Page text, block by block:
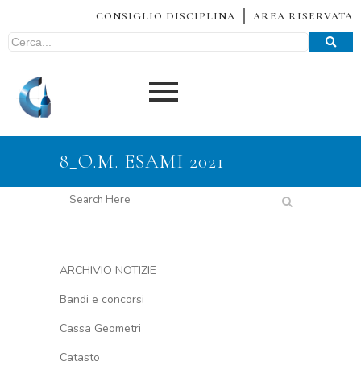
CONSIGLIO DISCIPLINA AREA RISERVATA
8_O.M. ESAMI 2021
ARCHIVIO NOTIZIE
Bandi e concorsi
Cassa Geometri
Catasto